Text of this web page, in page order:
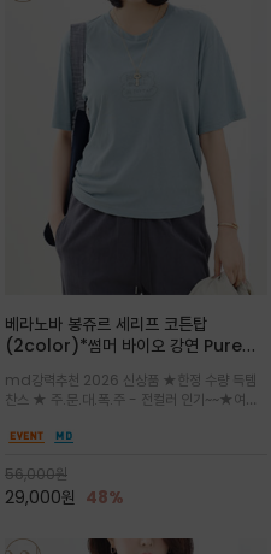
베라노바 봉쥬르 세리프 코튼탑
(2color)*썸머 바이오 강연 Pure
성적인 프랑스어 수식어를 조합
md강력추천 2026 신상품 ★한정 수량 득템
찬스 ★ 주.문.대.폭.주 - 전컬러 인기~~★여름
여유로운 감성/피부에 닿는 순간 기분 좋은 청량
56,000원
29,000원 48%